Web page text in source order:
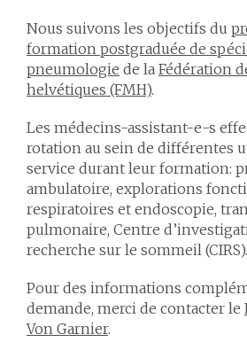
Nous suivons les objectifs du
formation postgraduée de
pneumologie de la Fédération
helvétiques (FMH).
Les médecins-assistant-e-s
rotation au sein de différentes
service durant leur formation:
ambulatoire, explorations
respiratoires et endoscopie,
pulmonaire, Centre
recherche sur le sommeil (CIRS).
Pour des informations
demande, merci de contacter le
Von Garnier.